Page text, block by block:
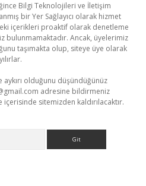
Bilgi Teknolojileri ve İletişim
bir Yer Sağlayıcı olarak hizmet
içerikleri proaktif olarak denetleme
bulunmamaktadır. Ancak, üyelerimiz
taşımakta olup, siteye üye olarak
olduğunu düşündüğünüz
adresine bildirmeniz
sitemizden kaldırılacaktır.